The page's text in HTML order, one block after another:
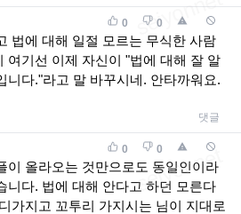
0 0
법에 대해 일절 모르는 무식한 사람
여기선 이제 자신이 "법에 대해 잘 알
니다."라고 말 바꾸시네. 안타까워요.
댓글
0 0
이 올라오는 것만으로도 동일인이라
니다. 법에 대해 안다고 하던 모른다
가지고 꼬투리 가지시는 님이 지대로